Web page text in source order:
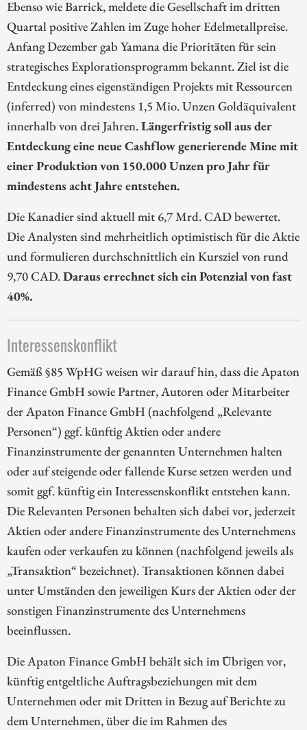
Ebenso wie Barrick, meldete die Gesellschaft im dritten
Quartal positive Zahlen im Zuge hoher Edelmetallpreise.
Anfang Dezember gab Yamana die Prioritäten für sein
strategisches Explorationsprogramm bekannt. Ziel ist die
Entdeckung eines eigenständigen Projekts mit Ressourcen
(inferred) von mindestens 1,5 Mio. Unzen Goldäquivalent
innerhalb von drei Jahren.Längerfristig soll aus der
Entdeckung eine neue Cashflow generierende Mine mit
einer Produktion von 150.000 Unzen pro Jahr für
mindestens acht Jahre entstehen.
Die Kanadier sind aktuell mit 6,7 Mrd. CAD bewertet.
Die Analysten sind mehrheitlich optimistisch für die Aktie
und formulieren durchschnittlich ein Kursziel von rund
9,70 CAD.Daraus errechnet sich ein Potenzial von fast
40%.
Interessenskonflikt
Gemäß §85 WpHG weisen wir darauf hin, dass die Apaton
Finance GmbH sowie Partner, Autoren oder Mitarbeiter
der Apaton Finance GmbH (nachfolgend „Relevante
Personen“) ggf. künftig Aktien oder andere
Finanzinstrumente der genannten Unternehmen halten
oder auf steigende oder fallende Kurse setzen werden und
somit ggf. künftig ein Interessenskonflikt entstehen kann.
Die Relevanten Personen behalten sich dabei vor, jederzeit
Aktien oder andere Finanzinstrumente des Unternehmens
kaufen oder verkaufen zu können (nachfolgend jeweils als
„Transaktion“ bezeichnet). Transaktionen können dabei
unter Umständen den jeweiligen Kurs der Aktien oder der
sonstigen Finanzinstrumente des Unternehmens
beeinflussen.
Die Apaton Finance GmbH behält sich im Übrigen vor,
künftig entgeltliche Auftragsbeziehungen mit dem
Unternehmen oder mit Dritten in Bezug auf Berichte zu
dem Unternehmen, über die im Rahmen des